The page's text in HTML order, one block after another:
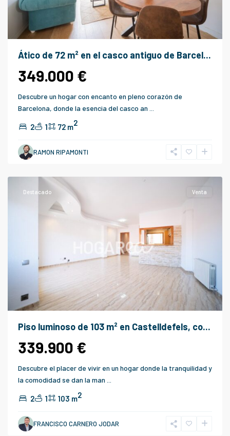
Ático de 72 m² en el casco antiguo de Barcel...
349.000 €
Descubre un hogar con encanto en pleno corazón de
Barcelona, donde la esencia del casco an
2 1 72 m2
RAMON RIPAMONTI
Destacado Venta
Piso luminoso de 103 m² en Castelldefels, co...
339.900 €
Descubre el placer de vivir en un hogar donde la tranquilidad y
la comodidad se dan la man
2 1 103 m2
FRANCISCO CARNERO JODAR
Hospitalet
de